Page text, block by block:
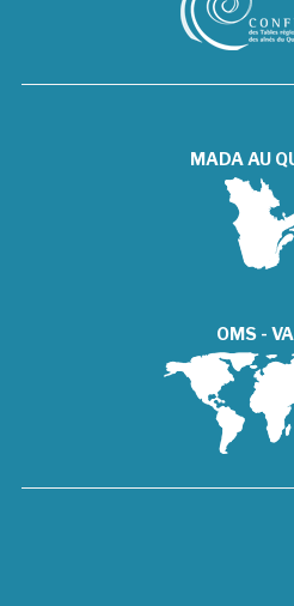
MADA AU
OMS -